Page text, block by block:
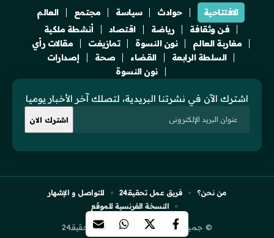
الافتتاحية حوادث سياسة مجتمع
العالم
فن وثقافة
رياضة اقتصاد
أنشطة ملكية
مغاربة العالم
نون النسوة تمازيغت
مقالات رأي
السلطة الرابعة
القضاء صحة
إصدارات
نون النسوة
اشترك الآن في نشرتنا البريدية، لتصلك آخر الأخبار يوميا
© جميع الحقوق محفوظة لجريدة تحقيقـ24
من نحن؟ فريق عمل تحقيقـ24
للتواصل و الإشهار
النسخة الفرنسية للموقع